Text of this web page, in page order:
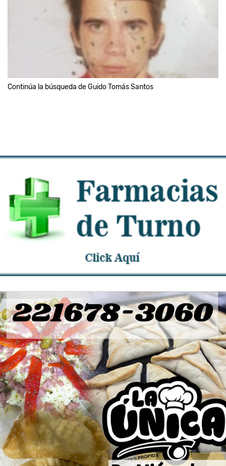
Continúa la búsqueda de Guido Tomás Santos